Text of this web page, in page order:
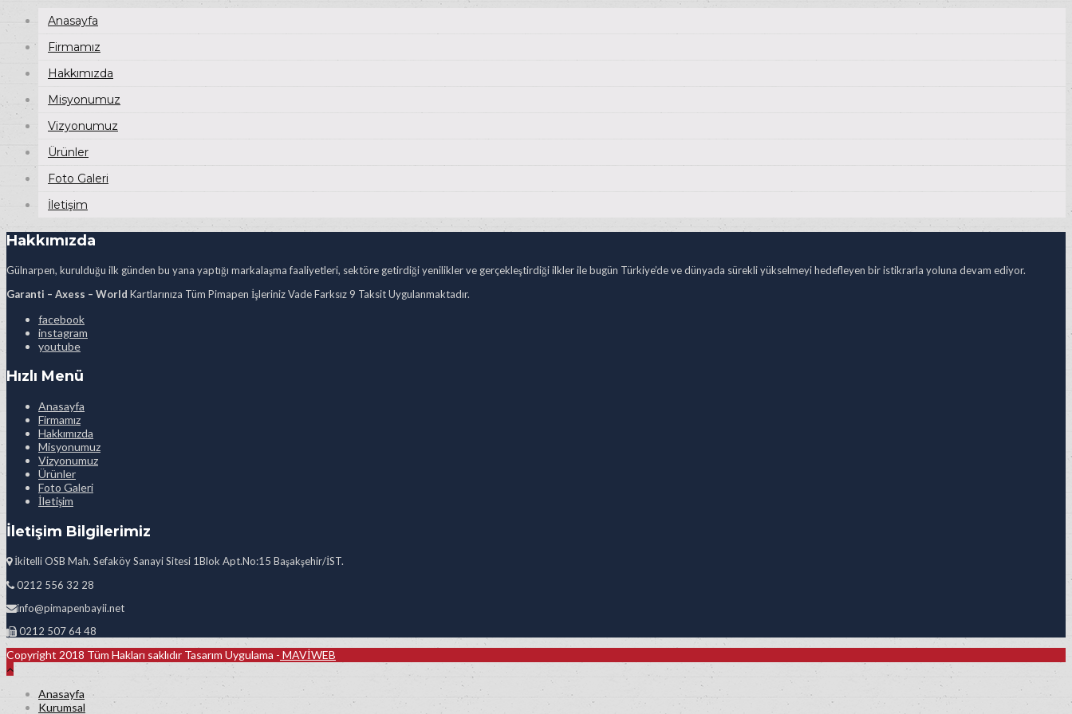
Anasayfa
Firmamız
Hakkımızda
Misyonumuz
Vizyonumuz
Ürünler
Foto Galeri
İletişim
Hakkımızda
Gülnarpen, kurulduğu ilk günden bu yana yaptığı markalaşma faaliyetleri, sektöre getirdiği yenilikler ve gerçekleştirdiği ilkler ile bugün Türkiye’de ve dünyada sürekli yükselmeyi hedefleyen bir istikrarla yoluna devam ediyor.
Garanti – Axess – World Kartlarınıza Tüm Pimapen İşleriniz Vade Farksız 9 Taksit Uygulanmaktadır.
facebook
instagram
youtube
Hızlı Menü
Anasayfa
Firmamız
Hakkımızda
Misyonumuz
Vizyonumuz
Ürünler
Foto Galeri
İletişim
İletişim Bilgilerimiz
İkitelli OSB Mah. Sefaköy Sanayi Sitesi 1Blok Apt.No:15 Başakşehir/İST.
0212 556 32 28
info@pimapenbayii.net
0212 507 64 48
Copyright 2018 Tüm Hakları saklıdır Tasarım Uygulama - MAVİWEB
Anasayfa
Kurumsal